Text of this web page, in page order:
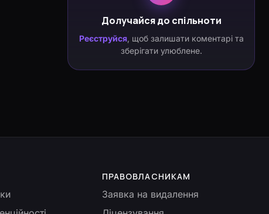
Долучайся до спільноти
Реєструйся, щоб залишати коментарі та
зберігати улюблене.
ПРАВОВЛАСНИКАМ
Заявка на видалення